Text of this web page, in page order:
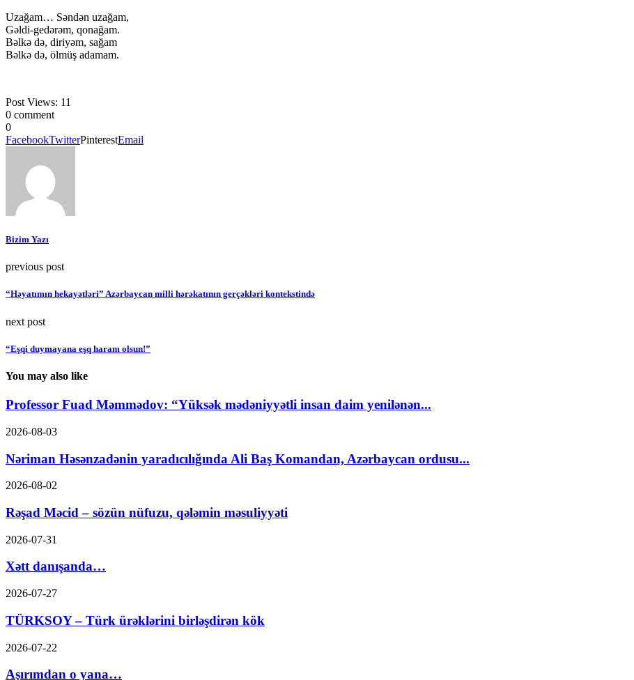
Uzağam… Səndən uzağam,
Gəldi-gedərəm, qonağam.
Bəlkə də, diriyəm, sağam
Bəlkə də, ölmüş adamam.
Post Views: 11
0 comment
0
FacebookTwitterPinterestEmail
Bizim Yazı
previous post
“Həyatımın hekayətləri” Azərbaycan milli hərəkatının gerçəkləri kontekstində
next post
“Eşqi duymayana eşq haram olsun!”
You may also like
Professor Fuad Məmmədov: “Yüksək mədəniyyətli insan daim yenilənən...
2026-08-03
Nəriman Həsənzadənin yaradıcılığında Ali Baş Komandan, Azərbaycan ordusu...
2026-08-02
Rəşad Məcid – sözün nüfuzu, qələmin məsuliyyəti
2026-07-31
Xətt danışanda…
2026-07-27
TÜRKSOY – Türk ürəklərini birləşdirən kök
2026-07-22
Aşırımdan o yana…